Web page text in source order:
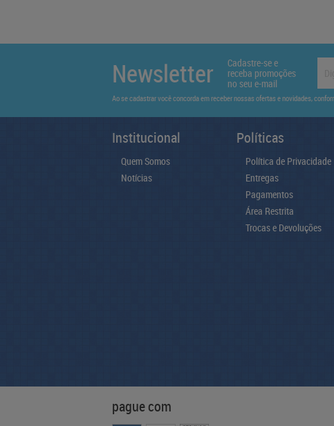
Newsletter Cadastre-se e
receba promoções
no seu e-mail
Ao se cadastrar você concorda em receber nossas ofertas e novidades,
Institucional
Quem Somos
Notícias
Políticas
Política de Privacidade
Entregas
Pagamentos
Área Restrita
Trocas e Devoluções
pague com